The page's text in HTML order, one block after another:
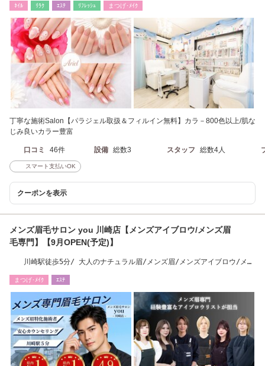
ﾈｲﾙ ﾘﾗｸ ｴｽﾃ ﾘﾌﾚｯｼｭ まつげ･ﾒｲｸ
丁寧な施術Salon【パラジェル取扱＆フィルイン無料】カラ－800色以上/肌な
じみ良いカラー豊富
口コミ 46件 設備 総数3 スタッフ 総数4人
スマート支払いOK
クーポンを表示
メンズ眉毛サロン you 川崎店【メンズアイブロウ/メンズ眉
毛専門】【9月OPEN(予定)】
川崎駅徒歩5分/ 大人のナチュラル眉/メンズ眉/メンズアイブロウ/メン
まつげ･ﾒｲｸ ｴｽﾃ